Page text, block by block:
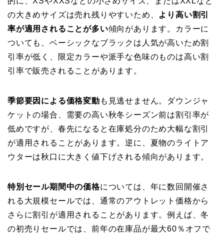
の大きめサイズは売れ残りやすいため、 より高い割引
率が適用されることが多い傾向があります。カラーに
ついても、ベーシックなブラックは人気が高いため割
引率が低く、限定カラーや派手な色味のものは高い割
引率で販売されることがあります。
季節要因による価格変動 も見逃せません。ダウンジャ
ケットの場合、需要の高い秋冬シーズン前は割引率が
低めですが、春先になると在庫処分のため大幅な割引
が適用されることがあります。逆に、夏物のライトア
ウターは秋口に大きく値下げされる傾向があります。
特別セール期間中の価格については、年に数回開催さ
れる大規模セールでは、通常のアウトレット価格から
さらに割引が適用されることがあります。例えば、冬
の初売りセールでは、前年の在庫品が最大60％オフで